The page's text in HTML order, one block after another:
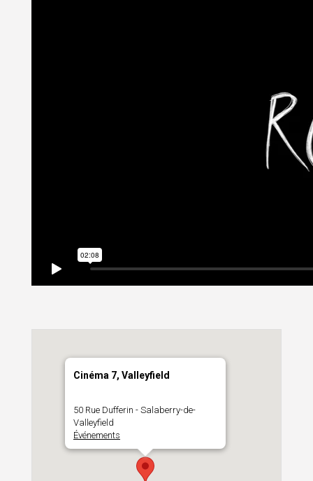
Cinéma 7, Valleyfield
50 Rue Dufferin - Salaberry-de-
Valleyfield
Événements